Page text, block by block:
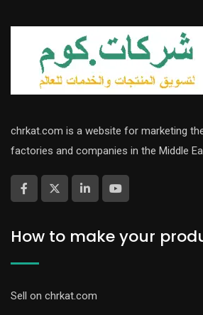
chrkat.com is a website for marketing
factories and companies in the Middle
How to make your
Sell on chrkat.com